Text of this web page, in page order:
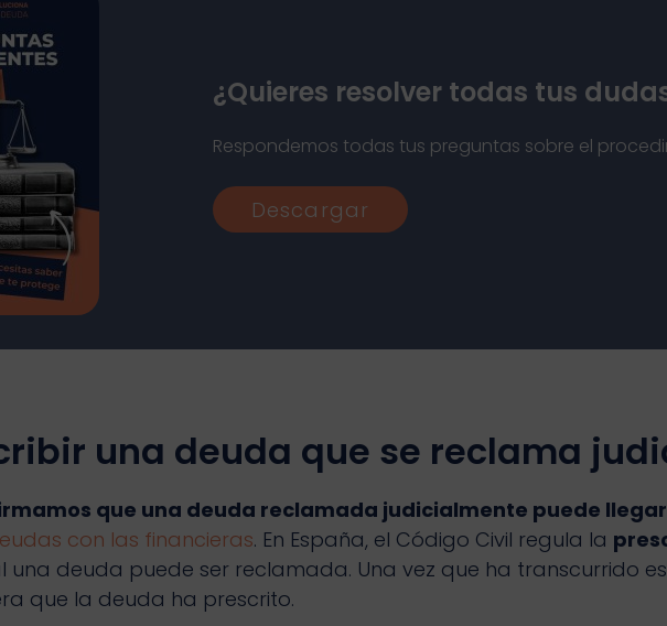
¿Quieres resolver todas tus
Respondemos todas tus preguntas sobre el
Descargar
una deuda que se reclama
que una deuda reclamada judicialmente puede
con las financieras. En España, el Código Civil regula la
una deuda puede ser reclamada. Una vez que ha transcurrido
que la deuda ha prescrito.